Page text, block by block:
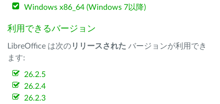
Windows x86_64 (Windows 7以降)
利用できるバージョン
LibreOffice は次のリリースされた バージョンが利用でき
ます:
26.2.5
26.2.4
26.2.3